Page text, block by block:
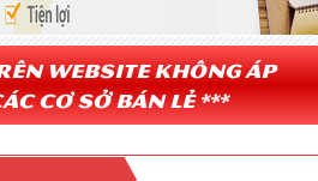
website không áp
cơ sở bán lẻ ***